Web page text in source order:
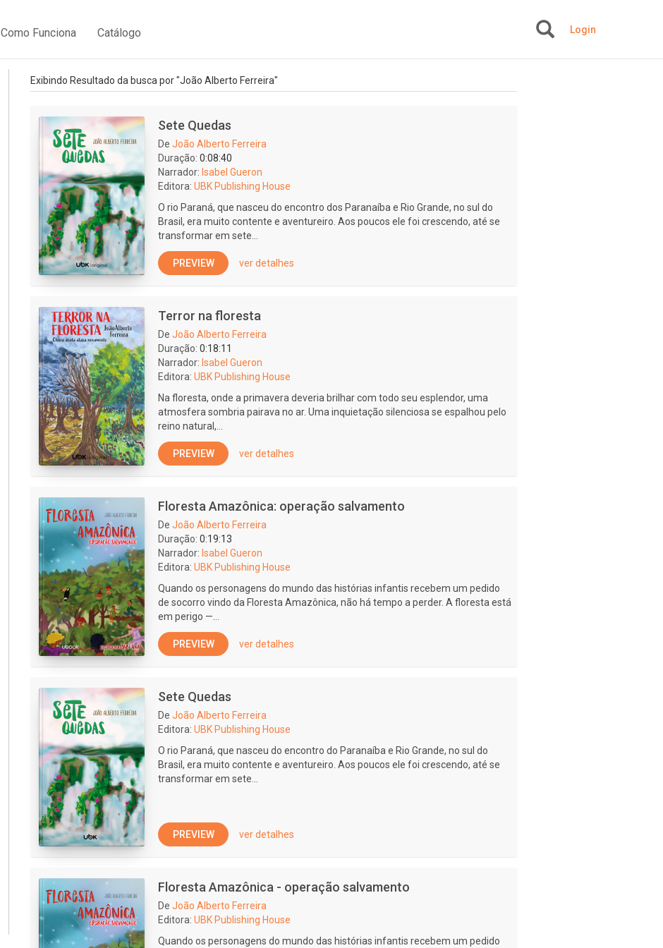
Como Funciona Catálogo Login
Exibindo Resultado da busca por "João Alberto Ferreira"
Sete Quedas
De João Alberto Ferreira
Duração: 0:08:40
Narrador: Isabel Gueron
Editora: UBK Publishing House
O rio Paraná, que nasceu do encontro dos Paranaíba e Rio Grande, no sul do
Brasil, era muito contente e aventureiro. Aos poucos ele foi crescendo, até se
transformar em sete...
PREVIEW ver detalhes
Terror na floresta
De João Alberto Ferreira
Duração: 0:18:11
Narrador: Isabel Gueron
Editora: UBK Publishing House
Na floresta, onde a primavera deveria brilhar com todo seu esplendor, uma
atmosfera sombria pairava no ar. Uma inquietação silenciosa se espalhou pelo
reino natural,...
PREVIEW ver detalhes
Floresta Amazônica: operação salvamento
De João Alberto Ferreira
Duração: 0:19:13
Narrador: Isabel Gueron
Editora: UBK Publishing House
Quando os personagens do mundo das histórias infantis recebem um pedido
de socorro vindo da Floresta Amazônica, não há tempo a perder. A floresta está
em perigo —...
PREVIEW ver detalhes
Sete Quedas
De João Alberto Ferreira
Editora: UBK Publishing House
O rio Paraná, que nasceu do encontro do Paranaíba e Rio Grande, no sul do
Brasil, era muito contente e aventureiro. Aos poucos ele foi crescendo, até se
transformar em sete...
PREVIEW ver detalhes
Floresta Amazônica - operação salvamento
De João Alberto Ferreira
Editora: UBK Publishing House
Quando os personagens do mundo das histórias infantis recebem um pedido